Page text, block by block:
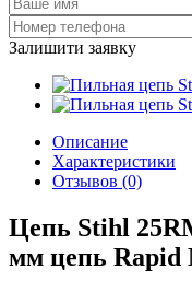
Залишити заявку
Описание
Характеристики
Отзывов (0)
Цепь Stihl
мм цепь Rapid